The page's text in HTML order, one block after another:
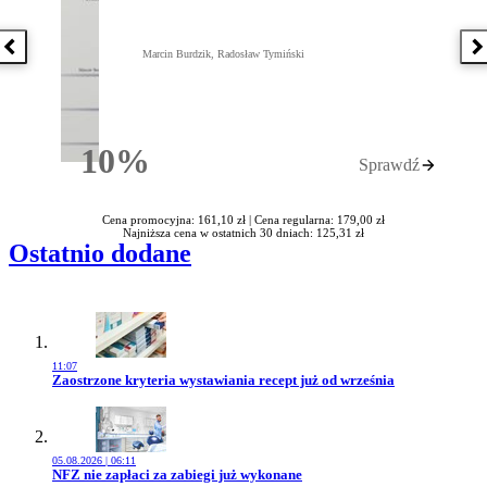
Poprzednia książka
10%Rabatu
Marcin Burdzik, Radosław Tymiński
Sprawdź
Cena promocyjna: 161,10 zł | Cena regularna: 179,00 zł
Najniższa cena w ostatnich 30 dniach: 125,31 zł
Ostatnio dodane
11:07
Przejdź do artykułu:
Zaostrzone kryteria wystawiania recept już od września
05.08.2026 | 06:11
Przejdź do artykułu:
NFZ nie zapłaci za zabiegi już wykonane